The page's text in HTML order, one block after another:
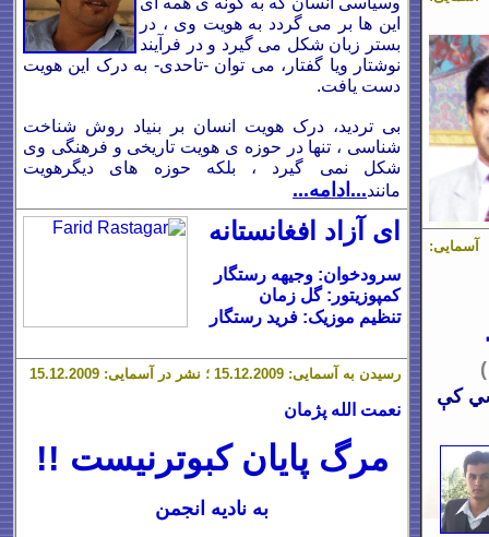
این ها بر می گردد به هویت وی ، در
بستر زبان شکل می گیرد و در فرآیند
نوشتار ویا گفتار، می توان -تاحدی- به درک این هویت
دست یافت.
بی تردید، درک هویت انسان بر بنیاد روش شناخت
شناسی ، تنها در حوزه ی هویت تاریخی و فرهنگی وی
شکل نمی گیرد ، بلکه حوزه های دیگرهویت
مانند...ادامه...
ای آزاد افغانستانه
سرودخوان: وجیهه رستگار
کمپوزیتور: گل زمان
تنظیم موزیک: فرید رستگار
رسیدن به آسمایی: 1 5.12.2009 ؛ نشر در آسمایی: 1 5.12.2009
نعمت الله پژمان
مرگ پایان کبوترنیست !!
به نادیه انجمن
آسمایی:
كې